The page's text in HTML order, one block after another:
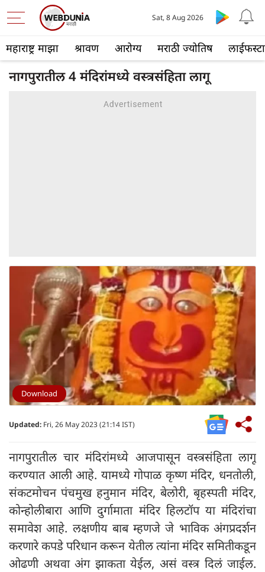
महाराष्ट्र माझा श्रावण आरोग्य मराठी ज्योतिष
Sat, 8 Aug 2026
नागपुरातील 4 मंदिरांमध्ये वस्त्रसंहिता लागू
Download
Updated: Fri, 26 May 2023 (21:14 IST)
नागपुरातील चार मंदिरांमध्ये आजपासून वस्त्रसंहिता लागू
करण्यात आली आहे. यामध्ये गोपाळ कृष्ण मंदिर, धनतोली,
संकटमोचन पंचमुख हनुमान मंदिर, बेलोरी, बृहस्पती मंदिर,
कोन्होलीबारा आणि दुर्गामाता मंदिर हिलटॉप या मंदिरांचा
समावेश आहे. लक्षणीय बाब म्हणजे जे भाविक अंगप्रदर्शन
करणारे कपडे परिधान करून येतील त्यांना मंदिर समितीकडून
ओढणी अथवा अंग झाकता येईल, असं वस्त्र दिलं जाईल.